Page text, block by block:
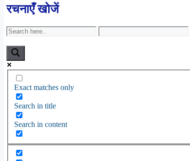
रचनाएँ खोजें
Exact matches only
Search in title
Search in content